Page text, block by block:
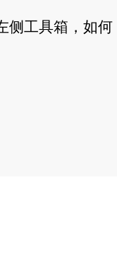
侧工具箱，如何